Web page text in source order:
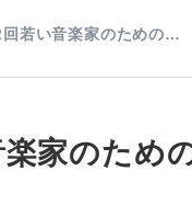
回若い音楽家のための…
家のため